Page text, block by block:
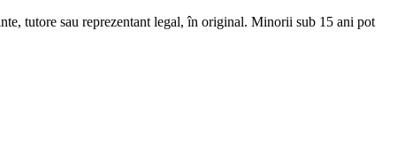
tutore sau reprezentant legal, în original. Minorii sub 15 ani pot